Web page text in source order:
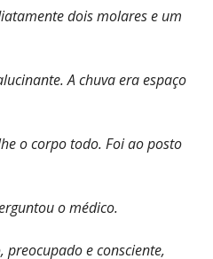
dois molares e um
A chuva era espaço
o corpo todo. Foi ao posto
o médico.
preocupado e consciente,